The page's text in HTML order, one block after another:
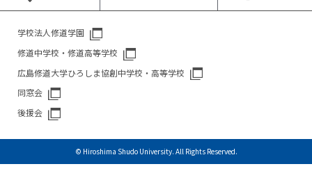
学校法人修道学園
修道中学校・修道高等学校
広島修道大学ひろしま協創中学校・高等学校
同窓会
後援会
© Hiroshima Shudo University. All Rights Reserved.